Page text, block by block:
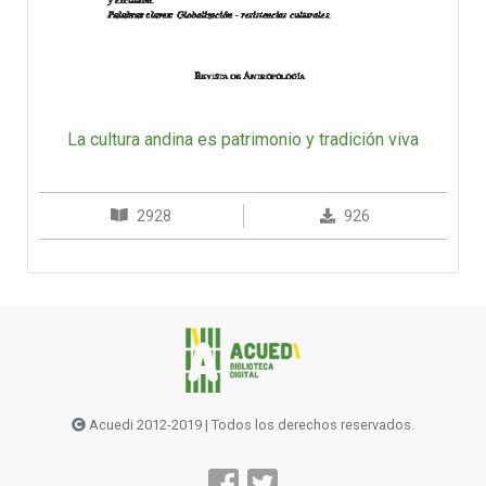
La cultura andina es patrimonio y tradición viva
2928 926
Acuedi 2012-2019 | Todos los derechos reservados.